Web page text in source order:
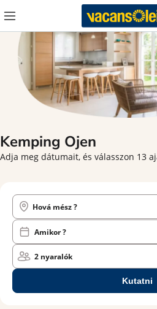
Kemping Ojen
Adja meg dátumait, és válasszon 13
Hová mész ?
Amikor ?
2 nyaralók
Kutatni